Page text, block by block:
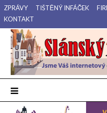
Přejdi
na
obsah
ZPRÁVY TIŠTĚNÝ INFÁČEK
KONTAKT
Váš internetový deník a
a